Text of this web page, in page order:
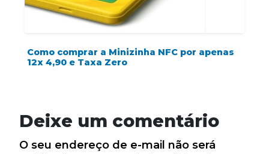
Como comprar a Minizinha NFC por apenas
12x 4,90 e Taxa Zero
Deixe um comentário
O seu endereço de e-mail não será